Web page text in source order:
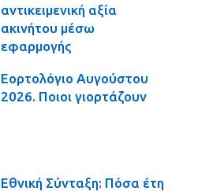
αντικειμενική αξία
ακινήτου μέσω
εφαρμογής
Εορτολόγιο Αυγούστου
2026. Ποιοι γιορτάζουν
Εθνική Σύνταξη: Πόσα έτη